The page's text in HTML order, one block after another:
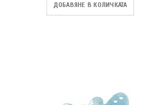
ДОБАВЯНЕ В КОЛИЧКАТА